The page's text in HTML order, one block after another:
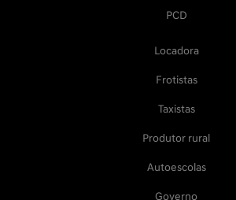
PCD
Locadora
Frotistas
Taxistas
Produtor rural
Autoescolas
Governo